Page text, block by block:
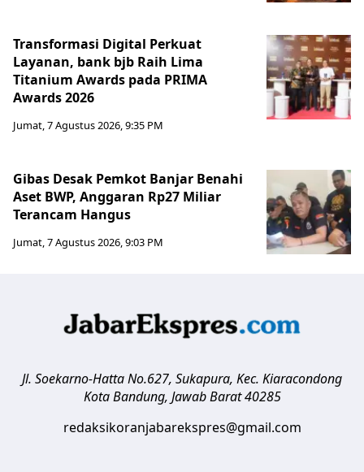
Transformasi Digital Perkuat
Layanan, bank bjb Raih Lima
Titanium Awards pada PRIMA
Awards 2026
Jumat, 7 Agustus 2026, 9:35 PM
Gibas Desak Pemkot Banjar Benahi
Aset BWP, Anggaran Rp27 Miliar
Terancam Hangus
Jumat, 7 Agustus 2026, 9:03 PM
Jl. Soekarno-Hatta No.627, Sukapura, Kec. Kiaracondong
Kota Bandung, Jawab Barat 40285
redaksikoranjabarekspres@gmail.com